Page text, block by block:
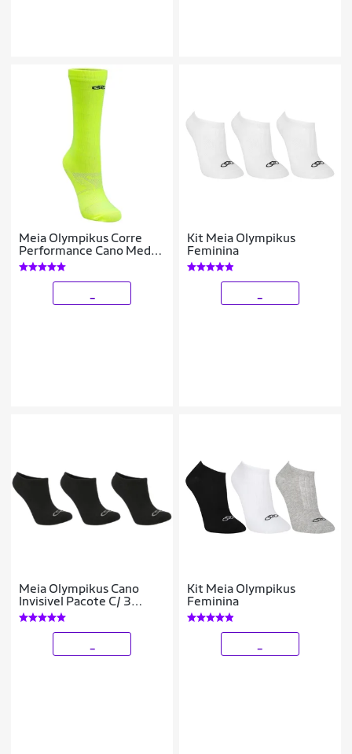
Meia Olympikus Corre
Performance Cano Medio
Feminina
Kit Meia Olympikus
Feminina
Meia Olympikus Cano
Invisivel Pacote C/ 3
Pares
Kit Meia Olympikus
Feminina